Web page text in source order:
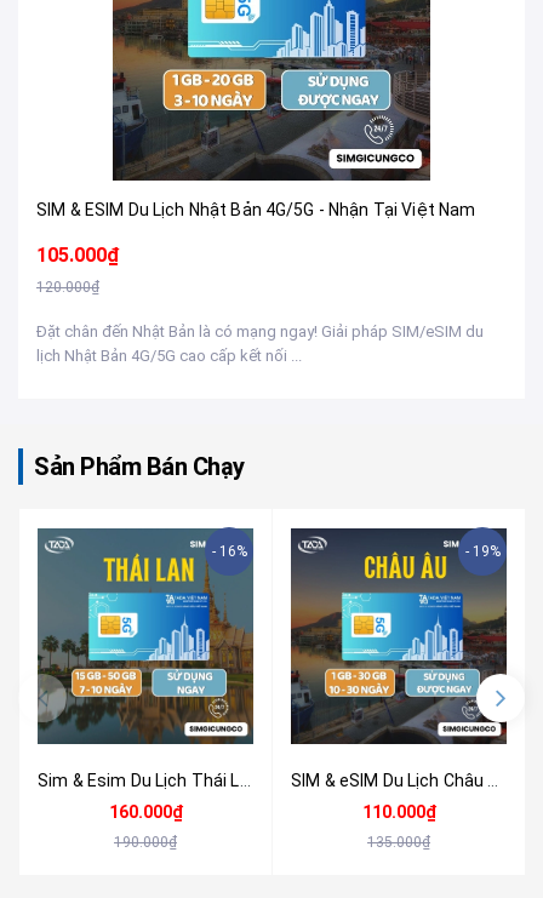
SIM & ESIM Du Lịch Nhật Bản 4G/5G - Nhận Tại Việt Nam
105.000₫
120.000₫
Đặt chân đến Nhật Bản là có mạng ngay! Giải pháp SIM/eSIM du
lịch Nhật Bản 4G/5G cao cấp kết nối ...
Sản Phẩm Bán Chạy
- 16%
160.000₫
190.000₫
- 19%
110.000₫
135.000₫